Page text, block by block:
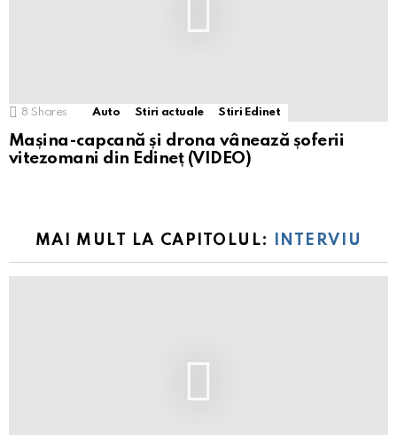
8 Shares Auto Stiri actuale Stiri Edinet
Mașina-capcană și drona vânează șoferii
vitezomani din Edineț (VIDEO)
MAI MULT LA CAPITOLUL: INTERVIU